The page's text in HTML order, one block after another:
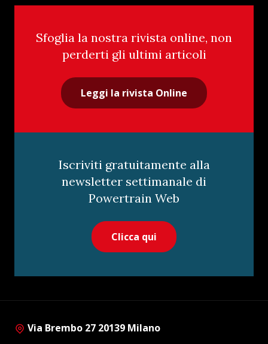
Sfoglia la nostra rivista online, non
perderti gli ultimi articoli
Leggi la rivista Online
Iscriviti gratuitamente alla
newsletter settimanale di
Powertrain Web
Clicca qui
Via Brembo 27 20139 Milano